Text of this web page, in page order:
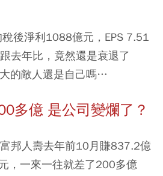
後淨利1088億元，EPS 7.51
去年比，竟然還是衰退了
的敵人還是自己嗎…
多億 是公司變爛了？
邦人壽去年前10月賺837.2億
，一來一往就差了200多億